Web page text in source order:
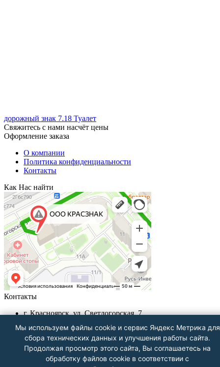
дорожный знак 7.18 Туалет
Свяжитесь с нами насчёт цены
Оформление заказа
О компании
Политика конфиденциальности
Контакты
Как Нас найти
Контакты
г. Красноярск, ул. Светлогорская, 7
Пн-Пт с 9.00 - до 18.00
info@krasznak24.ru
Посмотреть на карте
Мы используем файлы cookie и сервис Яндекс Метрика для
сбора технических данных и улучшения работы сайта.
Продолжая просмотр этого сайта, Вы соглашаетесь на
обработку файлов cookie в соответствии с